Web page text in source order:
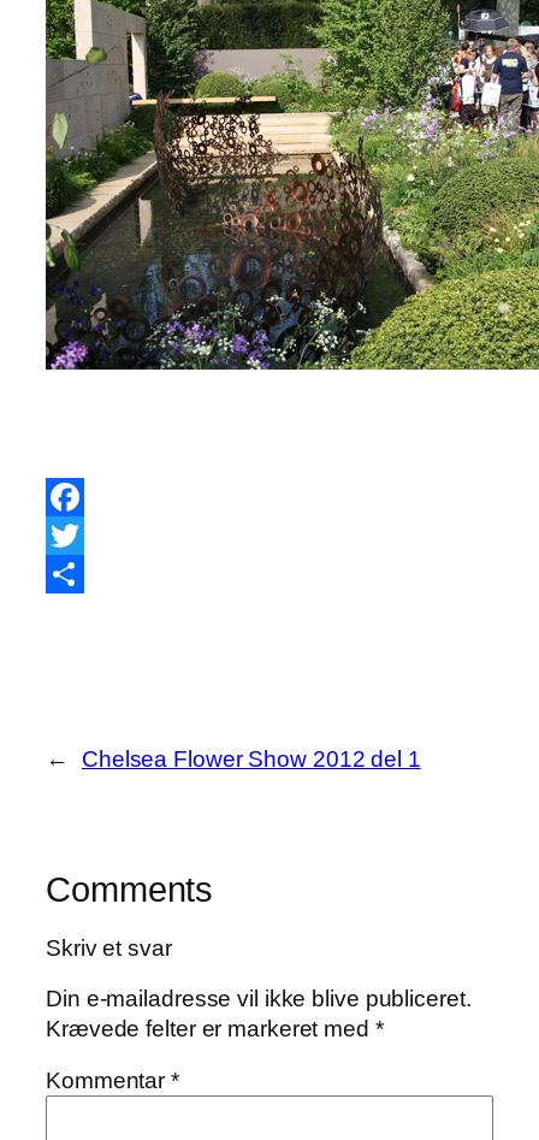
Facebook
Twitter
← Chelsea Flower Show 2012 del 1
Comments
Skriv et svar
Din e-mailadresse vil ikke blive publiceret.
Krævede felter er markeret med *
Kommentar*